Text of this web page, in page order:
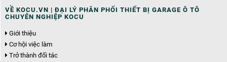
VỀ KOCU.VN | ĐẠI LÝ PHÂN PHỐI THIẾT BỊ GARAGE Ô TÔ
CHUYÊN NGHIỆP KOCU
Giới thiệu
Cơ hội việc làm
Trở thành đối tác